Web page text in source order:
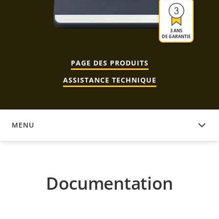
3 ANS
DE GARANTIE
PAGE DES PRODUITS
ASSISTANCE TECHNIQUE
MENU
DOCUMENTATION
Documentation